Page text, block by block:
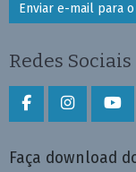
Enviar e-mail para
Redes Sociais
Faça download